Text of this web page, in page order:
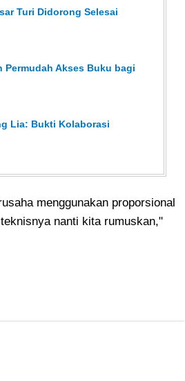
Turi Didorong Selesai
Permudah Akses Buku bagi
Lia: Bukti Kolaborasi
menggunakan proporsional
nanti kita rumuskan,"